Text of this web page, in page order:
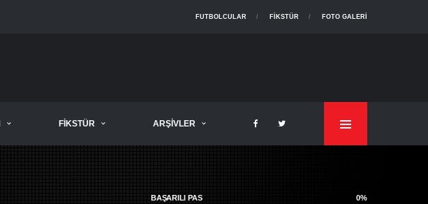
FOTO GALERI
FIKSTÜR
FUTBOLCULAR
FIKSTÜR ARŞIVLER
BAŞARILI PAS 0%